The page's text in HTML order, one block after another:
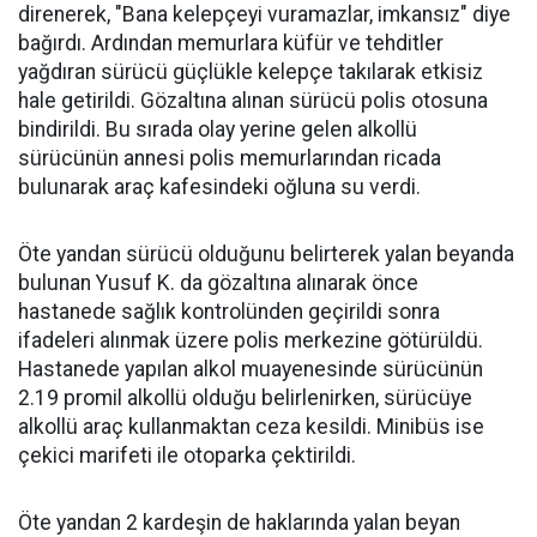
direnerek, "Bana kelepçeyi vuramazlar, imkansız" diye
bağırdı. Ardından memurlara küfür ve tehditler
yağdıran sürücü güçlükle kelepçe takılarak etkisiz
hale getirildi. Gözaltına alınan sürücü polis otosuna
bindirildi. Bu sırada olay yerine gelen alkollü
sürücünün annesi polis memurlarından ricada
bulunarak araç kafesindeki oğluna su verdi.
Öte yandan sürücü olduğunu belirterek yalan beyanda
bulunan Yusuf K. da gözaltına alınarak önce
hastanede sağlık kontrolünden geçirildi sonra
ifadeleri alınmak üzere polis merkezine götürüldü.
Hastanede yapılan alkol muayenesinde sürücünün
2.19 promil alkollü olduğu belirlenirken, sürücüye
alkollü araç kullanmaktan ceza kesildi. Minibüs ise
çekici marifeti ile otoparka çektirildi.
Öte yandan 2 kardeşin de haklarında yalan beyan